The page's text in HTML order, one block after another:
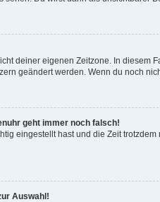
deiner eigenen Zeitzone. In diesem
geändert werden. Wenn du noch
geht immer noch falsch!
eingestellt hast und die Zeit
Auswahl!